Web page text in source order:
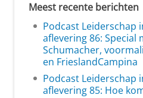
Meest recente berichten
Podcast Leiderschap
aflevering 86: Special
Schumacher,
en FrieslandCampina
Podcast Leiderschap
aflevering 85: Hoe